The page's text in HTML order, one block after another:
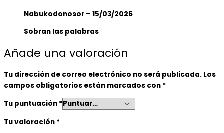
Nabukodonosor – 15/03/2026
Sobran las palabras
Añade una valoración
Tu dirección de correo electrónico no será publicada. Los
campos obligatorios están marcados con *
Tu puntuación *
Tu valoración *